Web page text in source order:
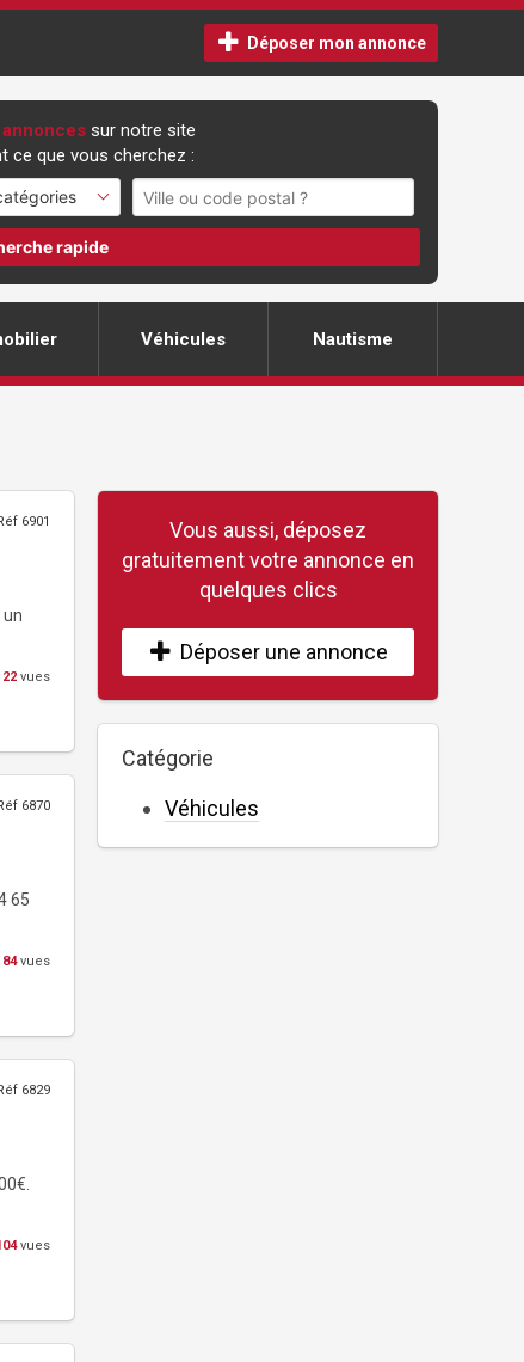
Déposer mon annonce
sur notre site
ce que vous cherchez :
rapide
Véhicules Nautisme
6901
22 vues
6870
65
84vues
6829
vues
Vous aussi, déposez
gratuitement votre annonce en
quelques clics
Déposer une annonce
Catégorie
Véhicules